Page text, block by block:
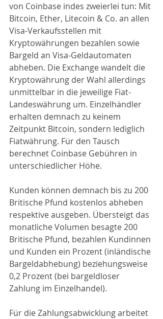
von Coinbase indes zweierlei tun: Mit
Bitcoin, Ether, Litecoin & Co. an allen
Visa-Verkaufsstellen mit
Kryptowährungen bezahlen sowie
Bargeld an Visa-Geldautomaten
abheben. Die Exchange wandelt die
Kryptowährung der Wahl allerdings
unmittelbar in die jeweilige Fiat-
Landeswährung um. Einzelhändler
erhalten demnach zu keinem
Zeitpunkt Bitcoin, sondern lediglich
Fiatwährung. Für den Tausch
berechnet Coinbase Gebühren in
unterschiedlicher Höhe.
Kunden können demnach bis zu 200
Britische Pfund kostenlos abheben
respektive ausgeben. Übersteigt das
monatliche Volumen besagte 200
Britische Pfund, bezahlen Kundinnen
und Kunden ein Prozent (inländische
Bargeldabhebung) beziehungsweise
0,2 Prozent (bei bargeldloser
Zahlung im Einzelhandel).
Für die Zahlungsabwicklung arbeitet